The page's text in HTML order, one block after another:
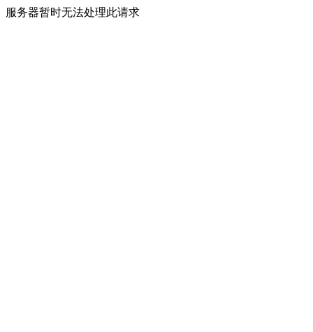
服务器暂时无法处理此请求